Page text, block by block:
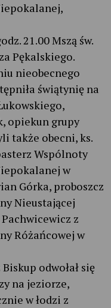
21.00 Mszą św.
Pękalskiego.
nieobecnego
świątynię na
opiekun grupy
także obecni, ks.
Wspólnoty
w
Górka, proboszcz
Nieustającej
z
Różańcowej w
odwołał się
na jeziorze,
w łodzi z